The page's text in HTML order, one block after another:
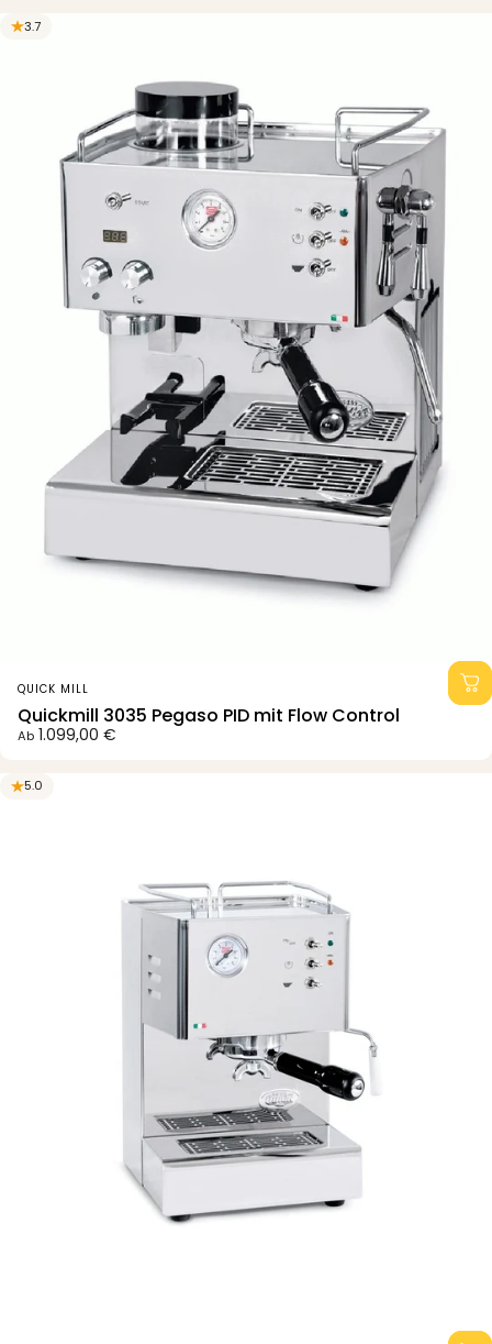
3.7
Anbieter:
QUICK MILL
Quickmill 3035 Pegaso PID mit Flow Control
Ab 1.099,00 €
5.0